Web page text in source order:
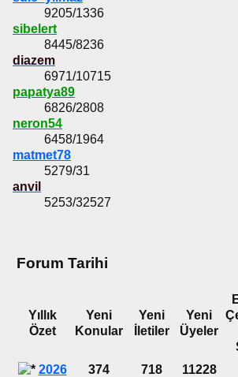
9205/1336
sibelert
8445/8236
diazem
6971/10715
papatya89
6826/2808
neron54
6458/1964
matmet78
5279/31
anvil
5253/32527
Forum Tarihi
Yıllık
Özet
Yeni
Konular
Yeni
İletiler
Yeni
Üyeler
2026 374 718 11228